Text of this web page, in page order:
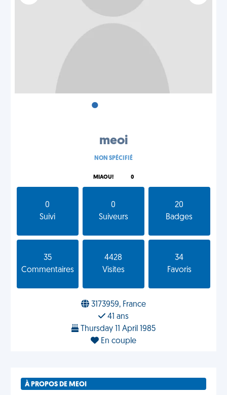
•
meoi
NON SPÉCIFIÉ
MIAOU! 0
0
Suivi
0
Suiveurs
20
Badges
35
Commentaires
4428
Visites
34
Favoris
3173959, France
41 ans
Thursday 11 April 1985
En couple
À PROPOS DE MEOI